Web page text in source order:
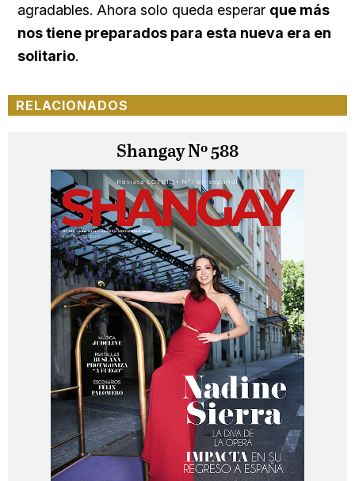
agradables. Ahora solo queda esperar que más
nos tiene preparados para esta nueva era en
solitario.
RELACIONADOS
Shangay Nº 588